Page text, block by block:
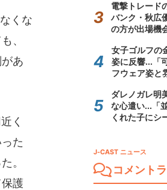
くな
、
あ
く
た
。
護
電撃トレード
バンク・秋広
の方が出場機
女子ゴルフの
姿に反響...「
フウェア姿と
ダレノガレ明
な心遣い...「
くれた子にシ
J-CAST ニュース
コメント